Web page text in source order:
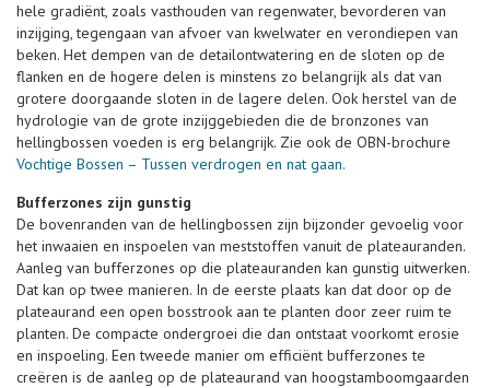
hele gradiënt, zoals vasthouden van regenwater, bevorderen van
inzijging, tegengaan van afvoer van kwelwater en verondiepen van
beken. Het dempen van de detailontwatering en de sloten op de
flanken en de hogere delen is minstens zo belangrijk als dat van
grotere doorgaande sloten in de lagere delen. Ook herstel van de
hydrologie van de grote inzijggebieden die de bronzones van
hellingbossen voeden is erg belangrijk. Zie ook de OBN-brochure
Vochtige Bossen – Tussen verdrogen en nat gaan.
Bufferzones zijn gunstig
De bovenranden van de hellingbossen zijn bijzonder gevoelig voor
het inwaaien en inspoelen van meststoffen vanuit de plateauranden.
Aanleg van bufferzones op die plateauranden kan gunstig uitwerken.
Dat kan op twee manieren. In de eerste plaats kan dat door op de
plateaurand een open bosstrook aan te planten door zeer ruim te
planten. De compacte ondergroei die dan ontstaat voorkomt erosie
en inspoeling. Een tweede manier om efficiënt bufferzones te
creëren is de aanleg op de plateaurand van hoogstamboomgaarden